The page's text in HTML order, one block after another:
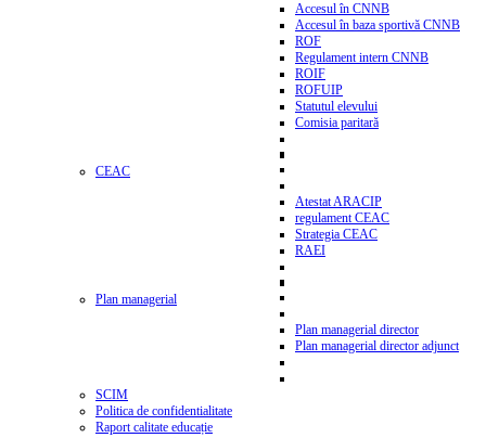
Accesul în CNNB
Accesul în baza sportivă CNNB
ROF
Regulament intern CNNB
ROIF
ROFUIP
Statutul elevului
Comisia paritară
CEAC
Atestat ARACIP
regulament CEAC
Strategia CEAC
RAEI
Plan managerial
Plan managerial director
Plan managerial director adjunct
SCIM
Politica de confidentialitate
Raport calitate educație